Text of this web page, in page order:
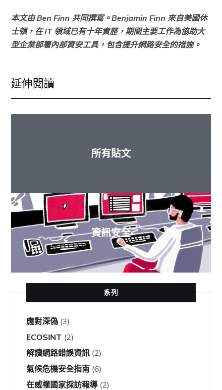
本文由Ben Finn 共同撰寫。Benjamin Finn 來自美國休
士頓，在 IT 領域已有十年資歷，期間主要工作為協助大
型企業部署內部資安工具，包含提升網路安全的措施。
延伸閱讀
所有貼文
資訊安全
系列
應對深偽 (3)
ECOSINT (2)
解讀網路錯誤資訊 (2)
氣候危機安全指南 (6)
在威權國家採訪報導 (2)